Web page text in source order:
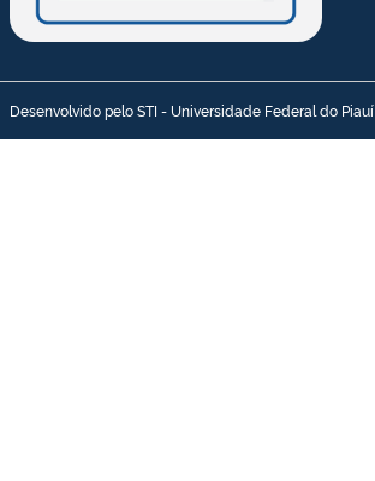
Desenvolvido pelo STI - Universidade Federal do Piauí